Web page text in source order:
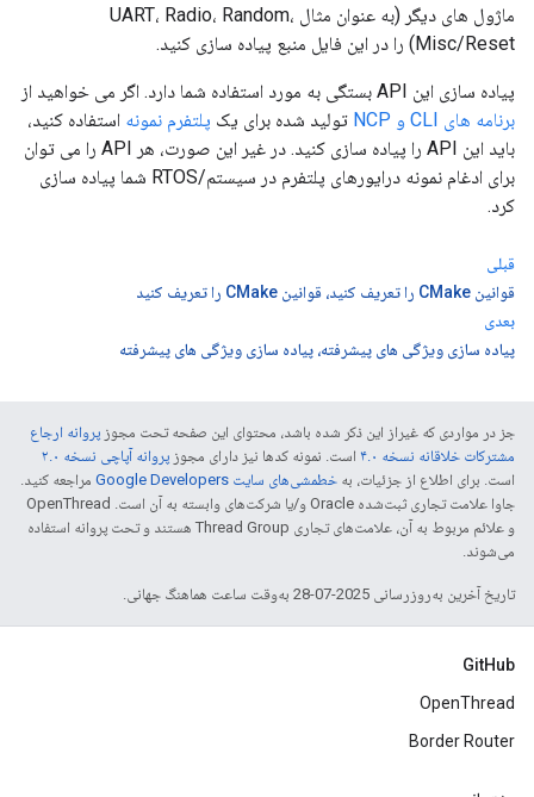
ماژول های دیگر (به عنوان مثال UART، Radio، Random،
Misc/Reset) را در این فایل منبع پیاده سازی کنید.
پیاده سازی این API بستگی به مورد استفاده شما دارد. اگر می خواهید از
برنامه های CLI و NCP
تولید شده برای یک پلتفرم نمونه استفاده کنید،
باید این API را پیاده سازی کنید. در غیر این صورت، هر API را می توان
برای ادغام نمونه درایورهای پلتفرم در سیستم/RTOS شما پیاده سازی
کرد.
قبلی
قوانین CMake را تعریف کنید، قوانین CMake را تعریف کنید
بعدی
پیاده سازی ویژگی های پیشرفته، پیاده سازی ویژگی های پیشرفته
جز در مواردی که غیراز این ذکر شده باشد، محتوای این صفحه تحت مجوز پروانه ارجاع
مشترکات خلاقانه نسخه ۴.۰
است. نمونه کدها نیز دارای مجوز پروانه آپاچی نسخه ۲.۰
است. برای اطلاع از جزئیات، به خطمشی‌های سایت Google Developers‏
مراجعه کنید.
جاوا علامت تجاری ثبت‌شده Oracle و/یا شرکت‌های وابسته به آن است. ‫OpenThread
و علائم مربوط به آن، علامت‌های تجاری Thread Group هستند و تحت پروانه استفاده
می‌شوند.
تاریخ آخرین به‌روزرسانی 2025-07-28 به‌وقت ساعت هماهنگ جهانی.
GitHub
OpenThread
Border Router